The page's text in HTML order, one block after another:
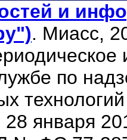
и
. Миасс,
по
января